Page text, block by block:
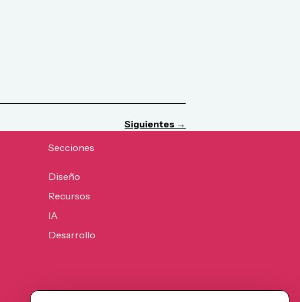
Siguientes →
Secciones
Diseño
Recursos
IA
Desarrollo